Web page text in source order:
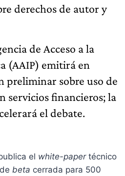
derechos de autor y
de Acceso a la
(AAIP) emitirá en
preliminar sobre uso de
servicios financieros; la
el debate.
el white-papertécnico
beta cerrada para 500